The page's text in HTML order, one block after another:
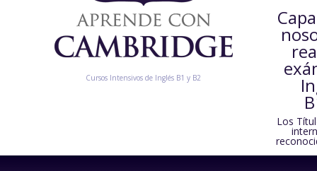
Cursos Intensivos de Inglés B1 y B2
Los